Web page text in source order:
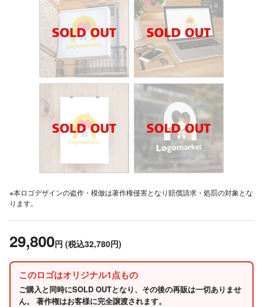
※本ロゴデザインの盗作・模倣は著作権侵害となり賠償請求・処罰の対象とな
ります。
29,800円 (税込32,780円)
このロゴはオリジナル1点もの
ご購入と同時にSOLD OUTとなり、その後の再販は一切ありませ
ん。 著作権はお客様に完全譲渡されます。